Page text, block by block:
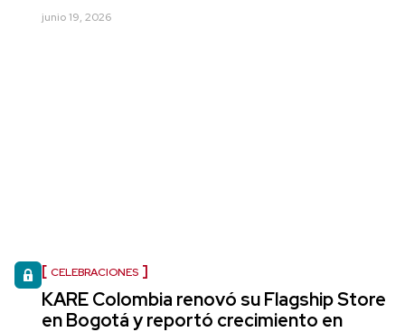
junio 19, 2026
CELEBRACIONES
KARE Colombia renovó su Flagship Store
en Bogotá y reportó crecimiento en